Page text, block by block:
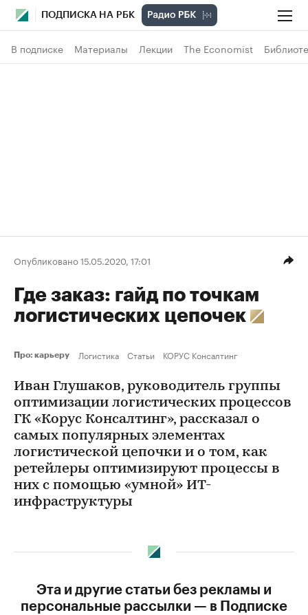
ПОДПИСКА НА РБК
В подписке Материалы Лекции The Economist
Опубликовано 15.05.2020, 17:01
Где заказ: гайд по точкам
логистических цепочек
Про: карьеру Логистика Статьи КОРУС Консалтинг
Иван Глушаков, руководитель группы
оптимизации логистических процессов
ГК «Корус Консалтинг», рассказал о
самых популярных элементах
логистической цепочки и о том, как
ретейлеры оптимизируют процессы в
них с помощью «умной» ИТ-
инфраструктуры
Эта и другие статьи без рекламы и
персональные рассылки — в Подписке